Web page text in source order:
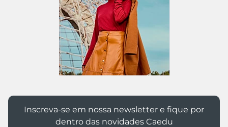
Inscreva-se em nossa newsletter e fique por
dentro das novidades Caedu